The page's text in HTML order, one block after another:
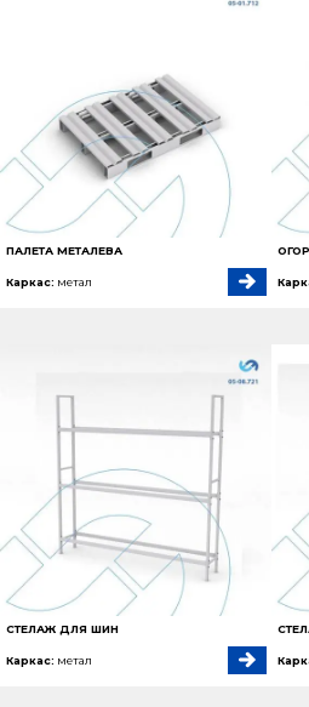
ПАЛЕТА МЕТАЛЕВА
Каркас: метал
СТЕЛАЖ ДЛЯ ШИН
Каркас: метал